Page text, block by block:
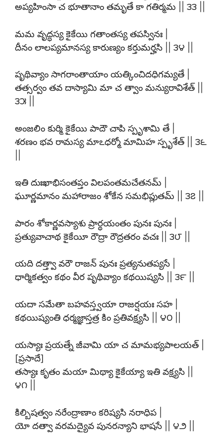
అప్యహింసా చ భూతానాం తమృతే కా గతిర్మమ || ౩౩ ||
మమ వృద్ధస్య కైకేయి గతాంతస్య తపస్వినః |
దీనం లాలప్యమానస్య కారుణ్యం కర్తుమర్హసి || ౩౪ ||
పృథివ్యాం సాగరాంతాయాం యత్కించిదధిగమ్యతే |
తత్సర్వం తవ దాస్యామి మా చ త్వాం మన్యురావిశేత్ ||
౩౫ ||
అంజలిం కుర్మి కైకేయి పాదౌ చాపి స్పృశామి తే |
శరణం భవ రామస్య మాఽధర్మో మామిహ స్పృశేత్ || ౩౬
ఇతి దుఃఖాభిసంతప్తం విలపంతమచేతనమ్ |
ఘూర్ణమానం మహారాజం శోకేన సమభిప్లుతమ్ || ౩౭ ||
పారం శోకార్ణవస్యాశు ప్రార్థయంతం పునః పునః |
ప్రత్యువాచాథ కైకేయీ రౌద్రా రౌద్రతరం వచః || ౩౮ ||
యది దత్త్వా వరౌ రాజన్ పునః ప్రత్యనుతప్యసే |
ధార్మికత్వం కథం వీర పృథివ్యాం కథయిష్యసి || ౩౯ ||
యదా సమేతా బహవస్త్వయా రాజర్షయః సహ |
కథయిష్యంతి ధర్మజ్ఞాస్తత్ర కిం ప్రతివక్ష్యసి || ౪౦ ||
యస్యాః ప్రయత్నే జీవామి యా చ మామభ్యపాలయత్ |
[ప్రసాదే]
తస్యాః కృతం మయా మిథ్యా కైకేయ్యా ఇతి వక్ష్యసి ||
౪౧ ||
కిల్బిషత్వం నరేంద్రాణాం కరిష్యసి నరాధిప |
యో దత్వా వరమద్యైవ పునరన్యాని భాషసే || ౪౨ ||